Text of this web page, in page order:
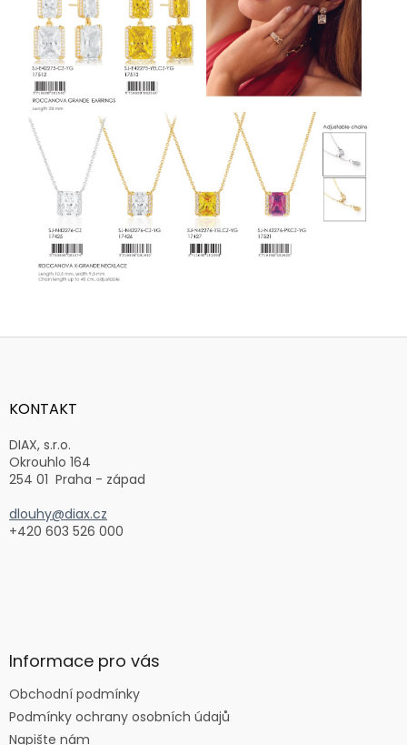
Z
aKONTAKT
DIAX, s.r.o.
Okrouhlo 164
254 01 Praha - západ
dlouhy@diax.cz
+420 603 526 000
Informace pro vás
Obchodní podmínky
Podmínky ochrany osobních údajů
Napište nám